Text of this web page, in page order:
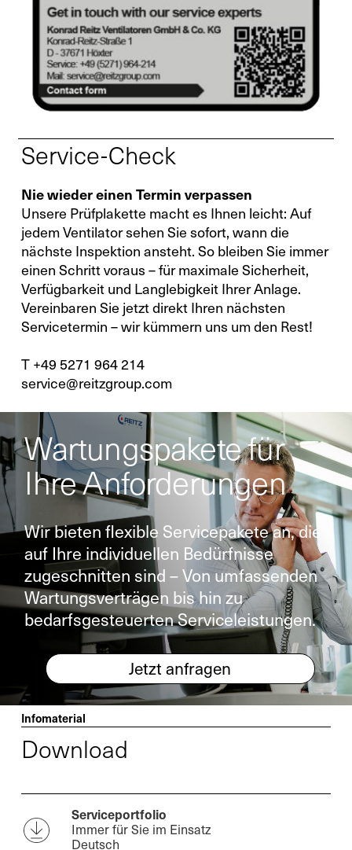
Service-Check
Nie wieder einen Termin verpassen
Unsere Prüfplakette macht es Ihnen leicht: Auf
jedem Ventilator sehen Sie sofort, wann die
nächste Inspektion ansteht. So bleiben Sie immer
einen Schritt voraus – für maximale Sicherheit,
Verfügbarkeit und Langlebigkeit Ihrer Anlage.
Vereinbaren Sie jetzt direkt Ihren nächsten
Servicetermin – wir kümmern uns um den Rest!
T +49 5271 964 214
service@reitzgroup.com
Wartungspakete für
Ihre Anforderungen
Wir bieten flexible Servicepakete an, die
auf Ihre individuellen Bedürfnisse
zugeschnitten sind – Von umfassenden
Wartungsverträgen bis hin zu
bedarfsgesteuerten Serviceleistungen.
Jetzt anfragen
Infomaterial
Download
Serviceportfolio
Immer für Sie im Einsatz
Deutsch
Ersatzteile
Retrofit